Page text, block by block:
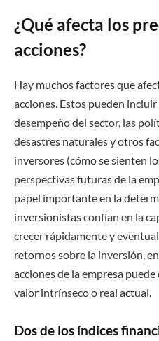
¿Qué afecta los
acciones?
Hay muchos factores que
acciones. Estos pueden
desempeño del sector, las
desastres naturales y otros
inversores (cómo se sienten
perspectivas futuras de la
papel importante en la
inversionistas confían en la
crecer rápidamente y
retornos sobre la inversión,
acciones de la empresa
valor intrínseco o real actual.
Dos de los índices